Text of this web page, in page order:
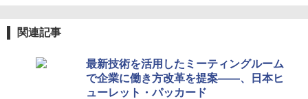
関連記事
最新技術を活用したミーティングルーム
で企業に働き方改革を提案――、日本ヒ
ューレット・パッカード